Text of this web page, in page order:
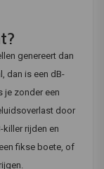
genereert dan
dan is een dB-
je zonder een
door
killer rijden en
fikse boete, of